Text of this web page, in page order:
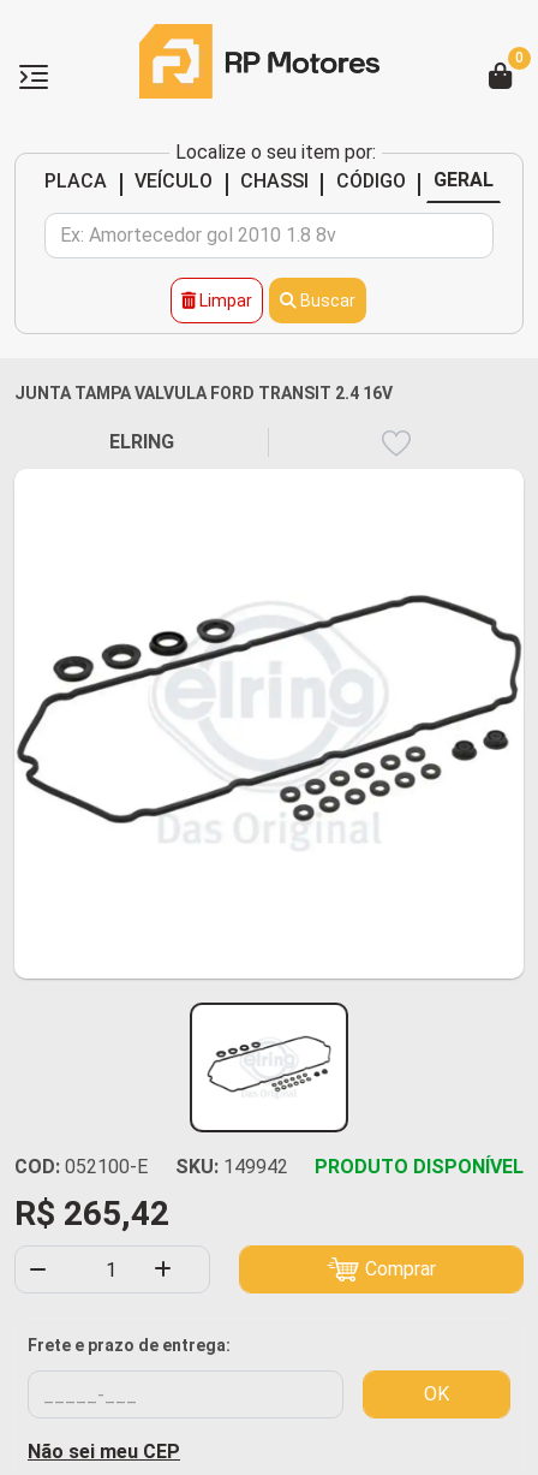
Localize o seu item por:
PLACA
| VEÍCULO | CHASSI | CÓDIGO | GERAL
Limpar Buscar
0
JUNTA TAMPA VALVULA FORD TRANSIT 2.4 16V
ELRING
COD: 052100-E SKU: 149942 PRODUTO DISPONÍVEL
R$ 265,42
Comprar
Frete e prazo de entrega:
OK
Não sei meu CEP